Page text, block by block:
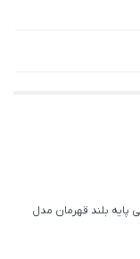
بلند قهرمان مدل